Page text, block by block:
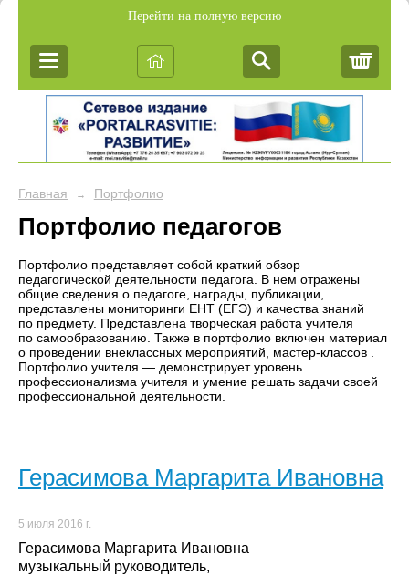
Перейти на полную версию
Главная → Портфолио
Портфолио педагогов
Портфолио представляет собой краткий обзор
педагогической деятельности педагога. В нем отражены
общие сведения о педагоге, награды, публикации,
представлены мониторинги ЕНТ (ЕГЭ) и качества знаний
по предмету. Представлена творческая работа учителя
по самообразованию. Также в портфолио включен материал
о проведении внеклассных мероприятий, мастер-классов .
Портфолио учителя — демонстрирует уровень
профессионализма учителя и умение решать задачи своей
профессиональной деятельности.
Герасимова Маргарита Ивановна
5 июля 2016 г.
Герасимова Маргарита Ивановна
музыкальный руководитель,